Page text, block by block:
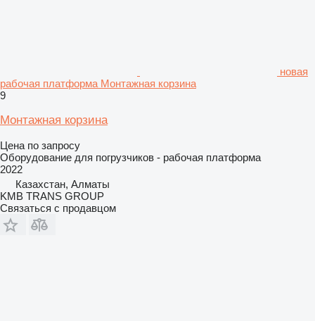
новая
рабочая платформа Монтажная корзина
9
Монтажная корзина
Цена по запросу
Оборудование для погрузчиков - рабочая платформа
2022
Казахстан, Алматы
KMB TRANS GROUP
Связаться с продавцом